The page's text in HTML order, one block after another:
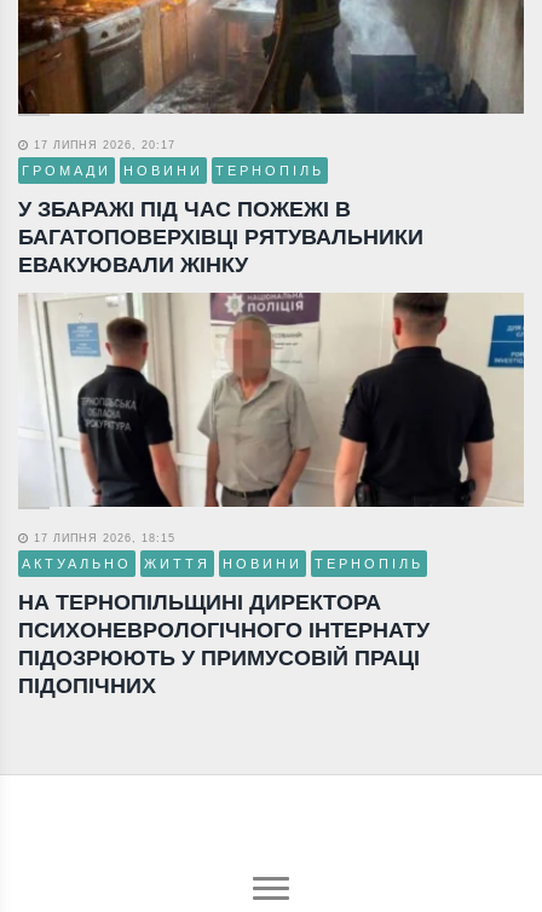
17 ЛИПНЯ 2026, 20:17
ГРОМАДИ НОВИНИ ТЕРНОПІЛЬ
У ЗБАРАЖІ ПІД ЧАС ПОЖЕЖІ В
БАГАТОПОВЕРХІВЦІ РЯТУВАЛЬНИКИ
ЕВАКУЮВАЛИ ЖІНКУ
17 ЛИПНЯ 2026, 18:15
АКТУАЛЬНО ЖИТТЯ НОВИНИ ТЕРНОПІЛЬ
НА ТЕРНОПІЛЬЩИНІ ДИРЕКТОРА
ПСИХОНЕВРОЛОГІЧНОГО ІНТЕРНАТУ
ПІДОЗРЮЮТЬ У ПРИМУСОВІЙ ПРАЦІ
ПІДОПІЧНИХ